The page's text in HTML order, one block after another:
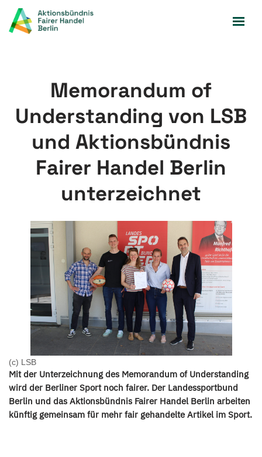
Zum
Memorandum of
Understanding von LSB
und Aktionsbündnis
Fairer Handel Berlin
unterzeichnet
(c) LSB
Mit der Unterzeichnung des Memorandum of Understanding
wird der Berliner Sport noch fairer. Der Landessportbund
Berlin und das Aktionsbündnis Fairer Handel Berlin arbeiten
künftig gemeinsam für mehr fair gehandelte Artikel im Sport.